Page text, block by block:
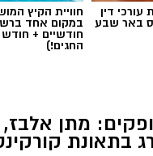
דין
באר שבע
חוויית הקיץ
במקום אחד
חודשיים +
החגים!)
מתן
בתאונת